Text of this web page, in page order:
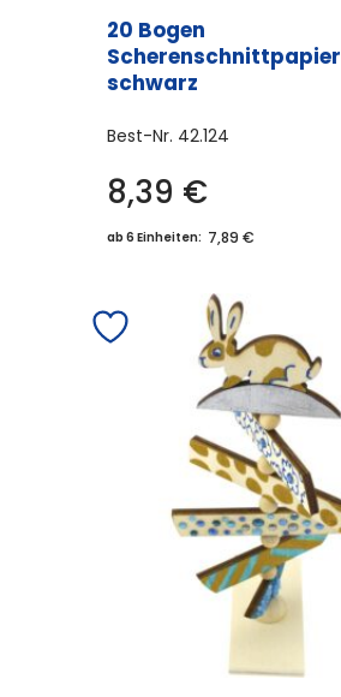
20 Bogen
Scherenschnittpapier
schwarz
Best-Nr. 42.124
8,39 €
ab 6 Einheiten: 7,89 €